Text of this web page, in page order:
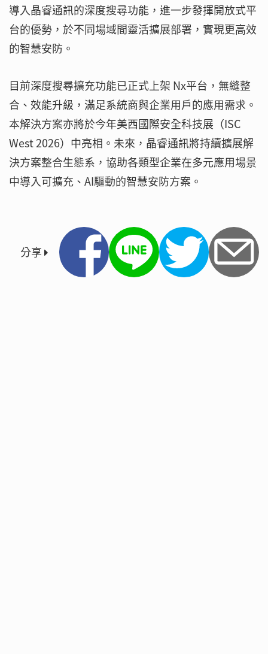
導入晶睿通訊的深度搜尋功能，進一步發揮開放式平
台的優勢，於不同場域間靈活擴展部署，實現更高效
的智慧安防。
目前深度搜尋擴充功能已正式上架 Nx平台，無縫整
合、效能升級，滿足系統商與企業用戶的應用需求。
本解決方案亦將於今年美西國際安全科技展（ISC
West 2026）中亮相。未來，晶睿通訊將持續擴展解
決方案整合生態系，協助各類型企業在多元應用場景
中導入可擴充、AI驅動的智慧安防方案。
分享